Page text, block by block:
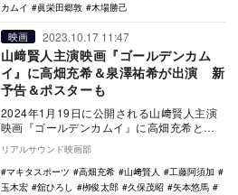
カムイ
眞栄田郷敦 木場勝己
映画 2023.10.17 11:47
山﨑賢人主演映画『ゴールデンカム
イ』に高畑充希＆泉澤祐希が出演 新
予告＆ポスターも
2024年1月19日に公開される山﨑賢人主演
映画『ゴールデンカムイ』に高畑充希と泉
澤祐希が出演することが発表され、あわせ
て最新予…
リアルサウンド映画部
マキタスポーツ
高畑充希 山﨑賢人
工藤阿須加
玉木宏
舘ひろし 栁俊太郎 久保茂昭
矢本悠馬